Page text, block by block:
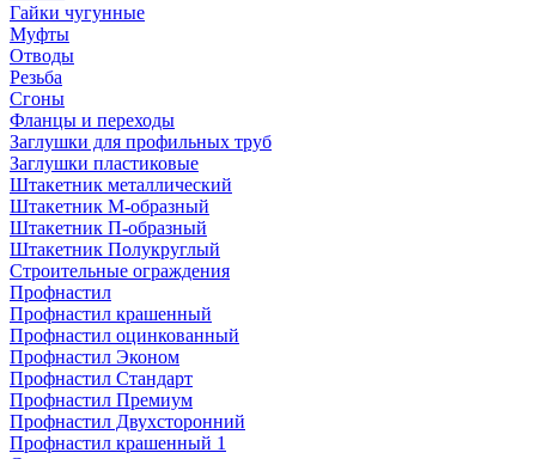
Гайки чугунные
Муфты
Отводы
Резьба
Сгоны
Фланцы и переходы
Заглушки для профильных труб
Заглушки пластиковые
Штакетник металлический
Штакетник М-образный
Штакетник П-образный
Штакетник Полукруглый
Строительные ограждения
Профнастил
Профнастил крашенный
Профнастил оцинкованный
Профнастил Эконом
Профнастил Стандарт
Профнастил Премиум
Профнастил Двухсторонний
Профнастил крашенный 1